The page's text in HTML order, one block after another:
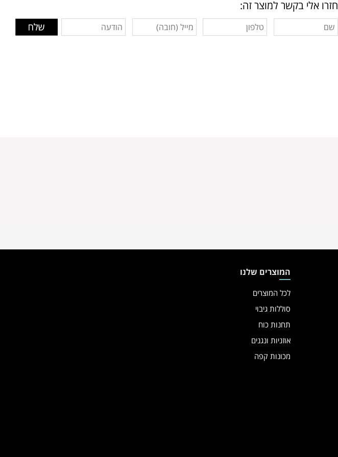
חזרו אלי בקשר למוצר זה:
המוצרים שלנו
לכל המוצרים
סוללות גיבוי
תחנות כוח
אוזניות ונגנים
מכונות קפה